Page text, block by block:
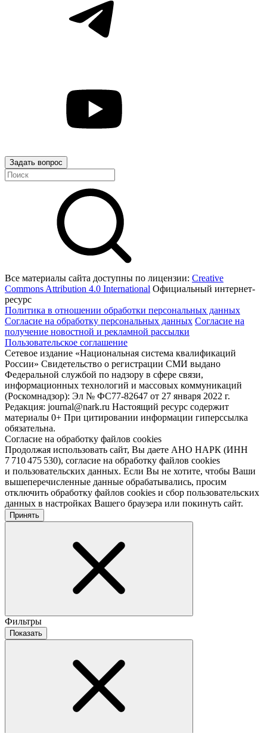
Задать вопрос
Все материалы сайта доступны по лицензии: Creative
Commons Attribution 4.0 International Официальный интернет-
ресурс
Политика в отношении обработки персональных данных
Согласие на обработку персональных данных Согласие на
получение новостной и рекламной рассылки
Пользовательское соглашение
Сетевое издание «Национальная система квалификаций
России» Свидетельство о регистрации СМИ выдано
Федеральной службой по надзору в сфере связи,
информационных технологий и массовых коммуникаций
(Роскомнадзор): Эл № ФС77-82647 от 27 января 2022 г.
Редакция: journal@nark.ru Настоящий ресурс содержит
материалы 0+ При цитировании информации гиперссылка
обязательна.
Согласие на обработку файлов cookies
Продолжая использовать сайт, Вы даете АНО НАРК (ИНН
7 710 475 530), согласие на обработку файлов cookies
и пользовательских данных. Если Вы не хотите, чтобы Ваши
вышеперечисленные данные обрабатывались, просим
отключить обработку файлов cookies и сбор пользовательских
данных в настройках Вашего браузера или покинуть сайт.
Принять
Фильтры
Показать